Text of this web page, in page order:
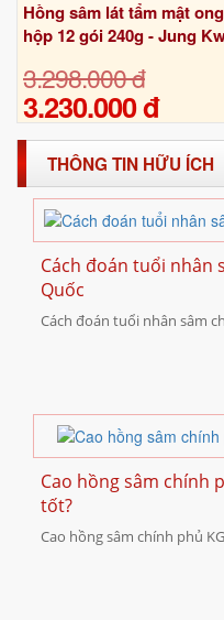
Hồng sâm lát tẩm mật
hộp 12 gói 240g - Jung
3.298.000 đ
3.230.000 đ
THÔNG TIN HỮU ÍCH
Cách đoán tuổi nhân
Quốc
Cách đoán tuổi nhân sâm
Cao hồng sâm chính
tốt?
Cao hồng sâm chính phủ